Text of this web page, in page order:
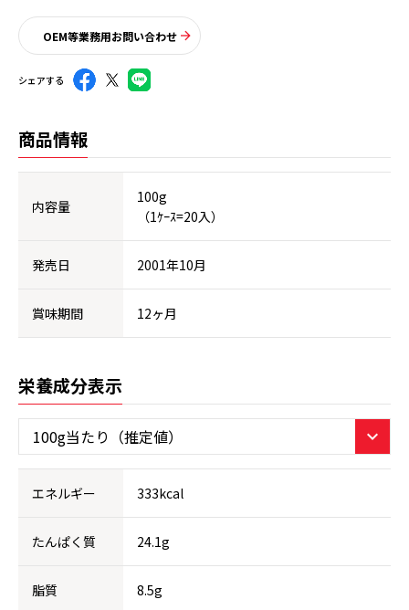
OEM等業務用お問い合わせ
シェアする
商品情報
内容量
100g
（1ｹｰｽ=20入）
発売日 2001年10月
賞味期間 12ヶ月
栄養成分表示
エネルギー 333kcal
たんぱく質 24.1g
脂質 8.5g